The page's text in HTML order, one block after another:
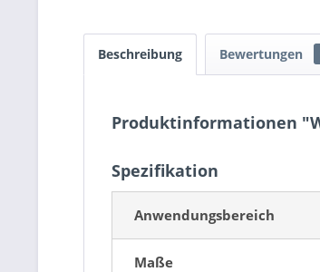
Beschreibung Bewertungen
Produktinformationen
Spezifikation
Anwendungsbereich
Maße